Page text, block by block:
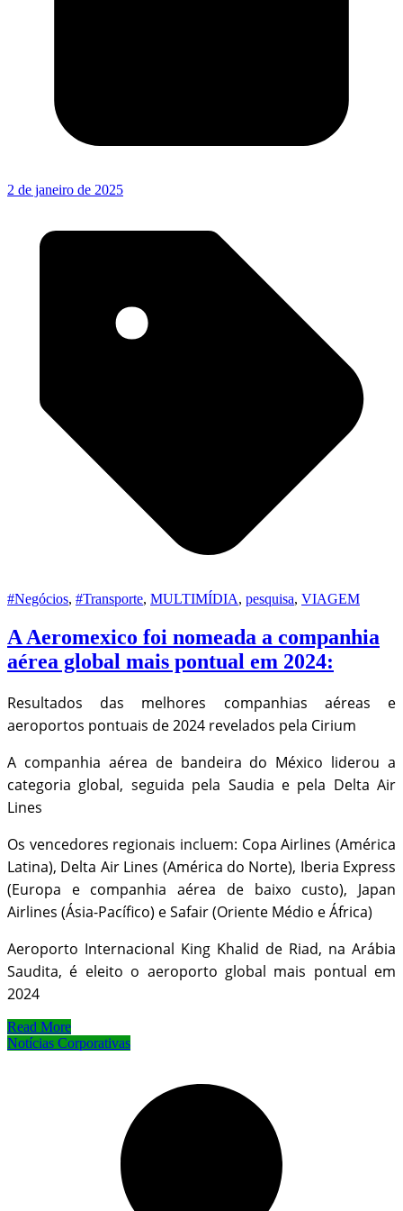
2 de janeiro de 2025
#Negócios, #Transporte, MULTIMÍDIA, pesquisa, VIAGEM
A Aeromexico foi nomeada a companhia
aérea global mais pontual em 2024:
Resultados das melhores companhias aéreas e
aeroportos pontuais de 2024 revelados pela Cirium
A companhia aérea de bandeira do México liderou a
categoria global, seguida pela Saudia e pela Delta Air
Lines
Os vencedores regionais incluem: Copa Airlines (América
Latina), Delta Air Lines (América do Norte), Iberia Express
(Europa e companhia aérea de baixo custo), Japan
Airlines (Ásia-Pacífico) e Safair (Oriente Médio e África)
Aeroporto Internacional King Khalid de Riad, na Arábia
Saudita, é eleito o aeroporto global mais pontual em
2024
Read More
Notícias Corporativas